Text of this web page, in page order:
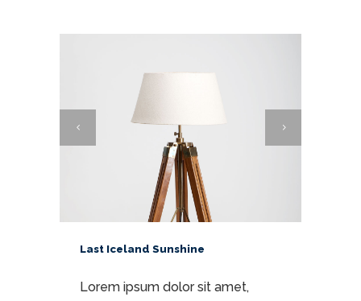
Last Iceland Sunshine
Lorem ipsum dolor sit amet,